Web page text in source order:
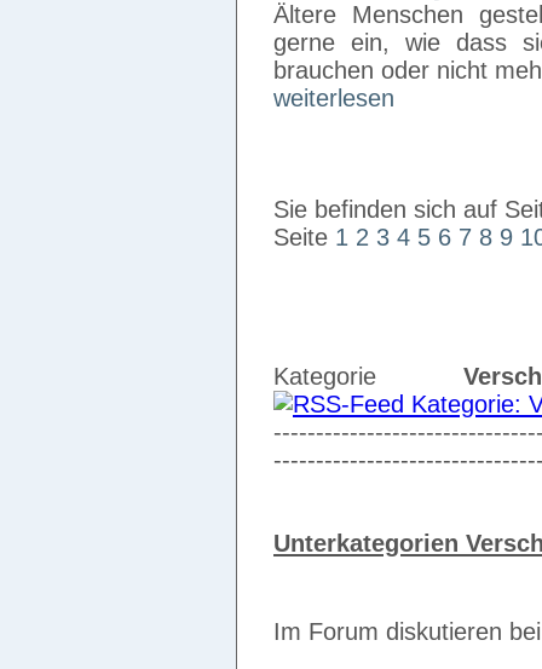
Ältere Menschen
gerne ein, wie dass
brauchen oder nicht
weiterlesen
Sie befinden sich auf
Seite 1 2 3 4 5 6 7 8 9
Kategorie
Unterkategorien
Im Forum diskutieren